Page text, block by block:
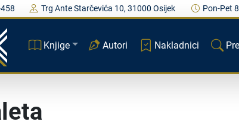
Trg Ante Starčevića 10, 31000 Osijek Pon-Pet
Knjige Autori Nakladnici